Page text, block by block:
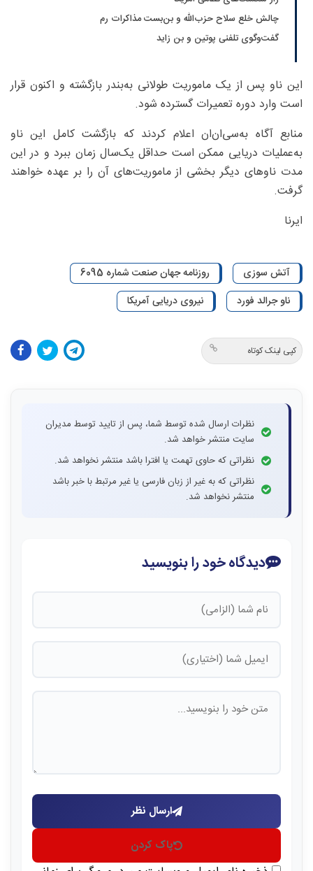
چالش خلع سلاح حزب‌الله و بن‌بست مذاکرات رم
گفت‌و‌گوی تلفنی پوتین و بن زاید
این ناو پس از یک ماموریت طولانی به‌بندر بازگشته و اکنون قرار
است وارد دوره تعمیرات گسترده شود.
منابع آگاه به‌سی‌ان‌ان اعلام کردند که بازگشت کامل این ناو
به‌عملیات دریایی ممکن است حداقل یک‌سال زمان ببرد و در این
مدت ناوهای دیگر بخشی از ماموریت‌های آن را بر عهده خواهند
گرفت.
ایرنا
آتش سوزی
روزنامه جهان صنعت شماره 6095
ناو جرالد فورد
نیروی دریایی آمریکا
کپی لینک کوتاه
نظرات ارسال شده توسط شما، پس از تایید توسط مدیران
سایت منتشر خواهد شد.
نظراتی که حاوی تهمت یا افترا باشد منتشر نخواهد شد.
نظراتی که به غیر از زبان فارسی یا غیر مرتبط با خبر باشد
منتشر نخواهد شد.
دیدگاه خود را بنویسید
ارسال نظر
پاک کردن